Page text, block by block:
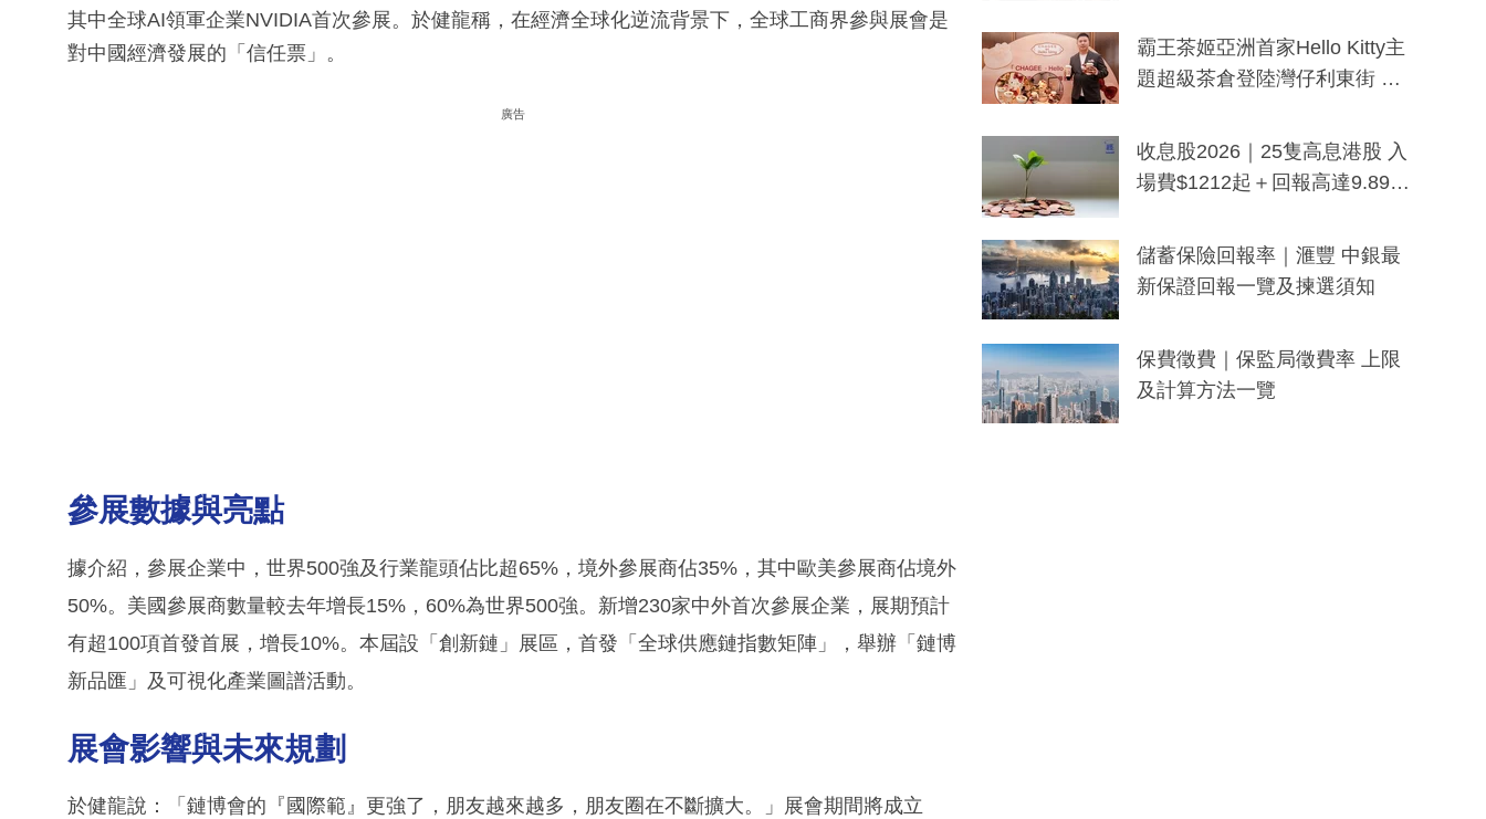
其中全球AI領軍企業NVIDIA首次參展。於健龍稱，在經濟全球化逆流背景下，全球工商界參與展會是
對中國經濟發展的「信任票」。
廣告
參展數據與亮點
據介紹，參展企業中，世界500強及行業龍頭佔比超65%，境外參展商佔35%，其中歐美參展商佔境外
50%。美國參展商數量較去年增長15%，60%為世界500強。新增230家中外首次參展企業，展期預計
有超100項首發首展，增長10%。本屆設「創新鏈」展區，首發「全球供應鏈指數矩陣」，舉辦「鏈博
新品匯」及可視化產業圖譜活動。
展會影響與未來規劃
於健龍說：「鏈博會的『國際範』更強了，朋友越來越多，朋友圈在不斷擴大。」展會期間將成立
分鐘生成「貼地」宣傳短片
霸王茶姬亞洲首家Hello Kitty主
題超級茶倉登陸灣仔利東街 推
y及香港限定特調系列
收息股2026｜25隻高息港股 入
場費$1212起＋回報高達9.89
儲蓄保險回報率｜滙豐 中銀最
新保證回報一覽及揀選須知
保費徵費｜保監局徵費率 上限
及計算方法一覽